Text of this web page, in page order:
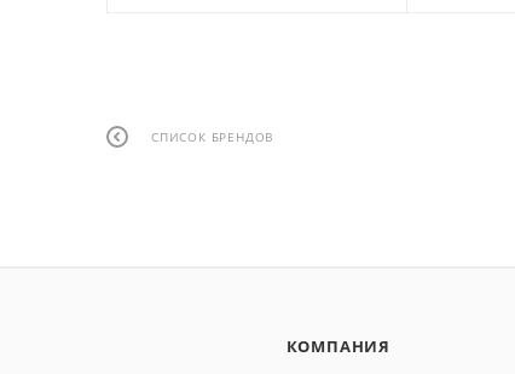
СПИСОК БРЕНДОВ
КОМПАНИЯ